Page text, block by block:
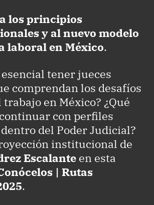
los principios
y al nuevo modelo
laboral en México.
esencial tener jueces
comprendan los desafíos
en México? ¿Qué
con perfiles
del Poder Judicial?
institucional de
Escalante en esta
| Rutas
.